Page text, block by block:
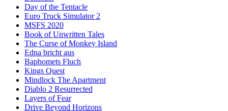
Day of the Tentacle
Euro Truck Simulator 2
MSFS 2020
Book of Unwritten Tales
The Curse of Monkey Island
Edna bricht aus
Baphomets Fluch
Kings Quest
Mindlock The Apartment
Diablo 2 Resurrected
Layers of Fear
Drive Beyond Horizons